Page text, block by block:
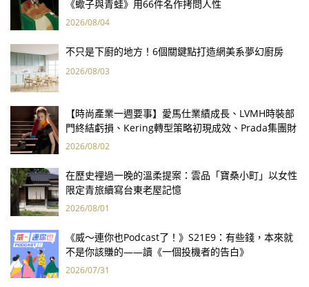
《蠍子與青蛙》用66件名作拷問人性
2026/08/04
不只是下廚的地方！6個關鍵點打造網美系夢幻廚房
2026/08/03
【時尚產業一週要事】愛馬仕業績成長、LVMH時裝部
門終結虧損、Kering轉型策略初現成效、Prada集團財
報亮眼
2026/08/02
在歷史裡過一晚的溫柔提案：雲品「寶桑小町」以女性
限定青旅續寫台東老屋記憶
2026/08/01
《威～連你也Podcast了！》S21E9：有些錢，本來就
不是你該賺的——讀《一個投機者的告白》
2026/07/31